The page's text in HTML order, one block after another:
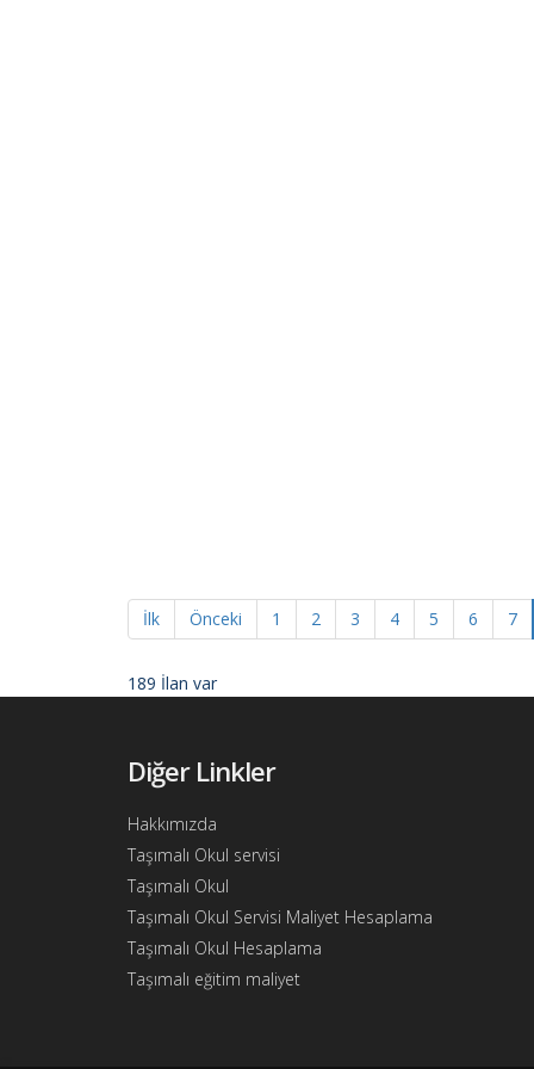
İlk Önceki 1 2 3 4 5 6 7
189 İlan var
Diğer Linkler
Hakkımızda
Taşımalı Okul servisi
Taşımalı Okul
Taşımalı Okul Servisi Maliyet Hesaplama
Taşımalı Okul Hesaplama
Taşımalı eğitim maliyet